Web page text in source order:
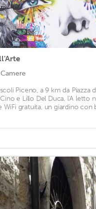
Camere
Piceno, a 9 km da Piazza
e Lillo Del Duca, l'A letto
WiFi gratuita, un giardino con